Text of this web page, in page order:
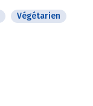
Végétarien